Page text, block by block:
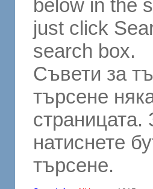
below in the
just click
search box.
Съвети за
търсене
страницата.
натиснете
търсене.